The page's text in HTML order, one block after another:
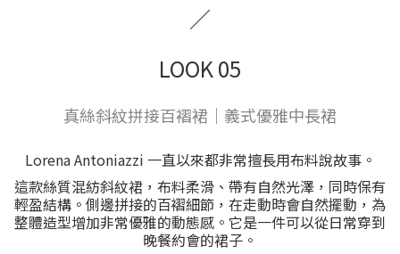
／
LOOK 05
真絲斜紋拼接百褶裙｜義式優雅中長裙
Lorena Antoniazzi 一直以來都非常擅長用布料說故事。
這款絲質混紡斜紋裙，布料柔滑、帶有自然光澤，同時保有
輕盈結構。側邊拼接的百褶細節，在走動時會自然擺動，為
整體造型增加非常優雅的動態感。它是一件可以從日常穿到
晚餐約會的裙子。